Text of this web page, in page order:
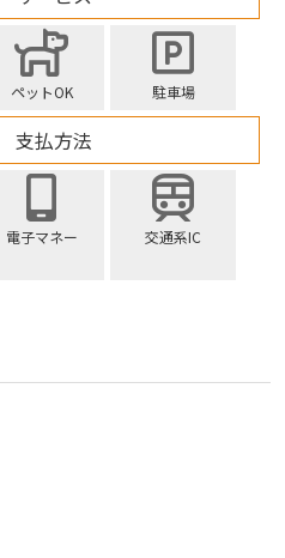
ペットOK 駐車場
支払方法
電子マネー 交通系IC